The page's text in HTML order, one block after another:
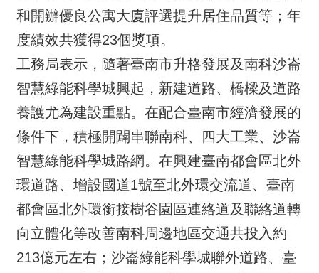
和開辦優良公寓大廈評選提升居住品質等；年
度績效共獲得23個獎項。
工務局表示，隨著臺南市升格發展及南科沙崙
智慧綠能科學城興起，新建道路、橋樑及道路
養護尤為建設重點。在配合臺南市經濟發展的
條件下，積極開闢串聯南科、四大工業、沙崙
智慧綠能科學城路網。在興建臺南都會區北外
環道路、增設國道1號至北外環交流道、臺南
都會區北外環銜接樹谷園區連絡道及聯絡道轉
向立體化等改善南科周邊地區交通共投入約
213億元左右；沙崙綠能科學城聯外道路、臺